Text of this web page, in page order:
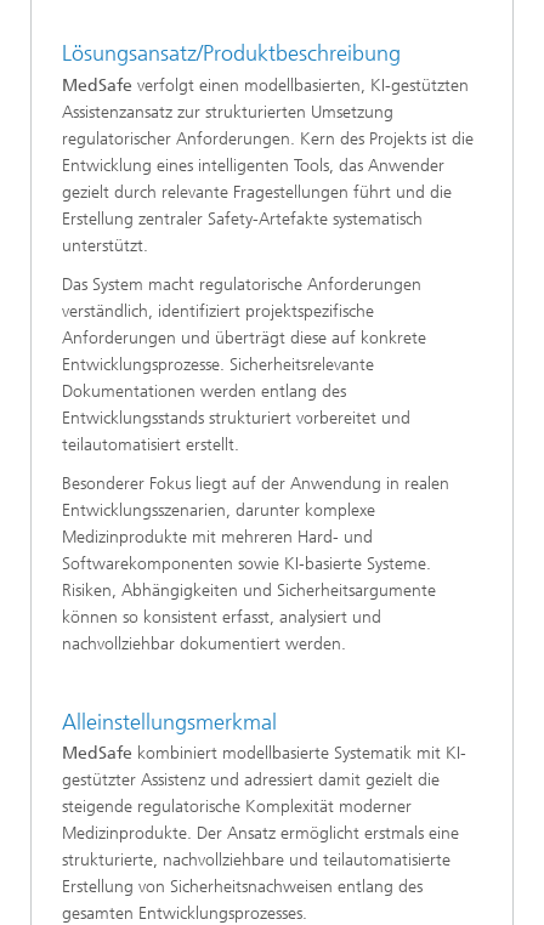
Lösungsansatz/Produktbeschreibung
MedSafe verfolgt einen modellbasierten, KI-gestützten
Assistenzansatz zur strukturierten Umsetzung
regulatorischer Anforderungen. Kern des Projekts ist die
Entwicklung eines intelligenten Tools, das Anwender
gezielt durch relevante Fragestellungen führt und die
Erstellung zentraler Safety-Artefakte systematisch
unterstützt.
Das System macht regulatorische Anforderungen
verständlich, identifiziert projektspezifische
Anforderungen und überträgt diese auf konkrete
Entwicklungsprozesse. Sicherheitsrelevante
Dokumentationen werden entlang des
Entwicklungsstands strukturiert vorbereitet und
teilautomatisiert erstellt.
Besonderer Fokus liegt auf der Anwendung in realen
Entwicklungsszenarien, darunter komplexe
Medizinprodukte mit mehreren Hard- und
Softwarekomponenten sowie KI-basierte Systeme.
Risiken, Abhängigkeiten und Sicherheitsargumente
können so konsistent erfasst, analysiert und
nachvollziehbar dokumentiert werden.
Alleinstellungsmerkmal
MedSafe kombiniert modellbasierte Systematik mit KI-
gestützter Assistenz und adressiert damit gezielt die
steigende regulatorische Komplexität moderner
Medizinprodukte. Der Ansatz ermöglicht erstmals eine
strukturierte, nachvollziehbare und teilautomatisierte
Erstellung von Sicherheitsnachweisen entlang des
gesamten Entwicklungsprozesses.